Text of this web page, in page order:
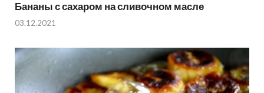
Бананы с сахаром на сливочном масле
03.12.2021